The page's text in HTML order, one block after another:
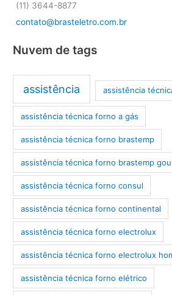
(11) 3644-8877
contato@brasteletro.com.br
Nuvem de tags
assistência assistência
assistência técnica forno a gás
assistência técnica forno brastemp
assistência técnica forno brastemp
assistência técnica forno consul
assistência técnica forno continental
assistência técnica forno electrolux
assistência técnica forno electrolux
assistência técnica forno elétrico